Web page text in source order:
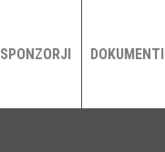
SPONZORJI DOKUMENTI